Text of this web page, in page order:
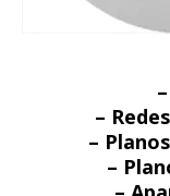
–
–
–